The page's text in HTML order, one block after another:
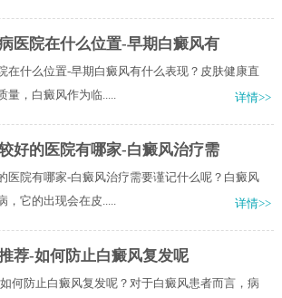
医院在什么位置-早期白癜风有
在什么位置-早期白癜风有什么表现？皮肤健康直
量，白癜风作为临.....
详情>>
好的医院有哪家-白癜风治疗需
医院有哪家-白癜风治疗需要谨记什么呢？白癜风
，它的出现会在皮.....
详情>>
荐-如何防止白癜风复发呢
何防止白癜风复发呢？对于白癜风患者而言，病